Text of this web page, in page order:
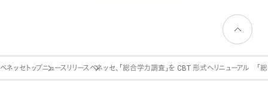
ベネッセトップニュースリリース ベネッセ、「総合学力調査」を CBT 形式へリニューアル
ページトッ
プへ